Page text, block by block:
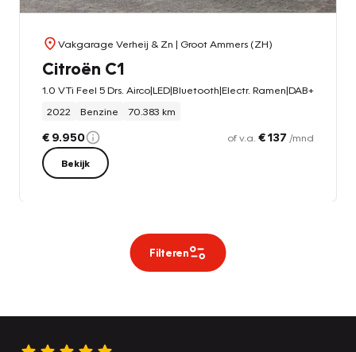
Vakgarage Verheij & Zn | Groot Ammers (ZH)
Citroën C1
1.0 VTi Feel 5 Drs. Airco|LED|Bluetooth|Electr. Ramen|DAB+
2022
Benzine 70.383 km
€ 9.950 of v.a. € 137 /mnd
Bekijk
Filteren